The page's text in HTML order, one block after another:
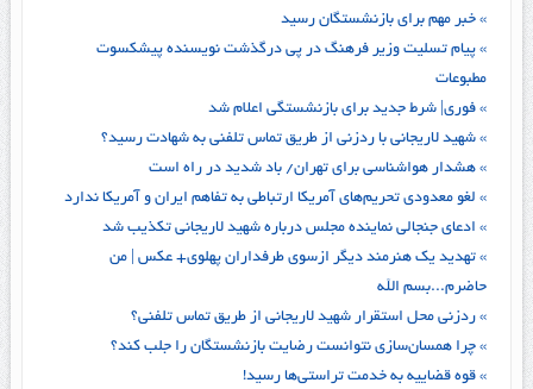
» خبر مهم برای بازنشستگان رسید
» پیام تسلیت وزیر فرهنگ در پی درگذشت نویسنده پیشکسوت
مطبوعات
» فوری| شرط جدید برای بازنشستگی اعلام شد
» شهید لاریجانی با ردزنی از طریق تماس تلفنی به شهادت رسید؟
» هشدار هواشناسی برای تهران/ باد شدید در راه است
» لغو معدودی تحریم‌های آمریکا ارتباطی به تفاهم ایران و آمریکا ندارد
» ادعای جنجالی نماینده مجلس درباره شهید لاریجانی تکذیب شد
» تهدید یک هنرمند دیگر ازسوی طرفداران پهلوی+ عکس | من
حاضرم...بسم الله
» ردزنی محل استقرار شهید لاریجانی از طریق تماس تلفنی؟
» چرا همسان‌سازی نتوانست رضایت بازنشستگان را جلب کند؟
» قوه قضاییه به خدمت تراستی‌ها رسید!